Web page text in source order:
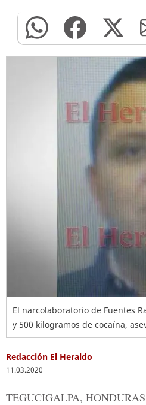
El narcolaboratorio de Fuentes
y 500 kilogramos de cocaína,
Redacción El Heraldo
11.03.2020
TEGUCIGALPA,